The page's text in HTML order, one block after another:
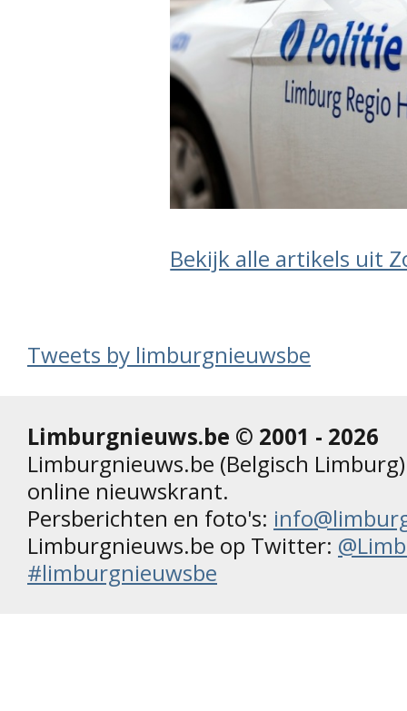
Bekijk alle artikels uit
Tweets by limburgnieuwsbe
Limburgnieuws.be © 2001 - 2026
Limburgnieuws.be (Belgisch
online nieuwskrant.
Persberichten en foto's:
Limburgnieuws.be op Twitter:
#limburgnieuwsbe